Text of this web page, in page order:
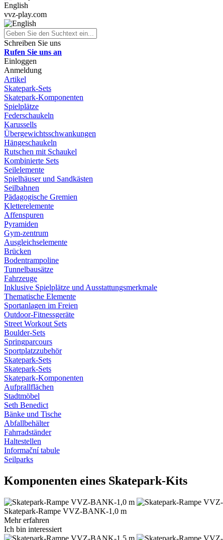
English
vvz-play.com
Schreiben Sie uns
Rufen Sie uns an
Einloggen
Anmeldung
Artikel
Skatepark-Sets
Skatepark-Komponenten
Spielplätze
Federschaukeln
Karussells
Übergewichtsschwankungen
Hängeschaukeln
Rutschen mit Schaukel
Kombinierte Sets
Seilelemente
Spielhäuser und Sandkästen
Seilbahnen
Pädagogische Gremien
Kletterelemente
Affenspuren
Pyramiden
Gym-zentrum
Ausgleichselemente
Brücken
Bodentrampoline
Tunnelbausätze
Fahrzeuge
Inklusive Spielplätze und Ausstattungsmerkmale
Thematische Elemente
Sportanlagen im Freien
Outdoor-Fitnessgeräte
Street Workout Sets
Boulder-Sets
Springparcours
Sportplatzzubehör
Skatepark-Sets
Skatepark-Sets
Skatepark-Komponenten
Aufprallflächen
Stadtmöbel
Seth Benedict
Bänke und Tische
Abfallbehälter
Fahrradständer
Haltestellen
Informační tabule
Seilparks
Komponenten eines Skatepark-Kits
Skatepark-Rampe VVZ-BANK-1,0 m
Mehr erfahren
Ich bin interessiert